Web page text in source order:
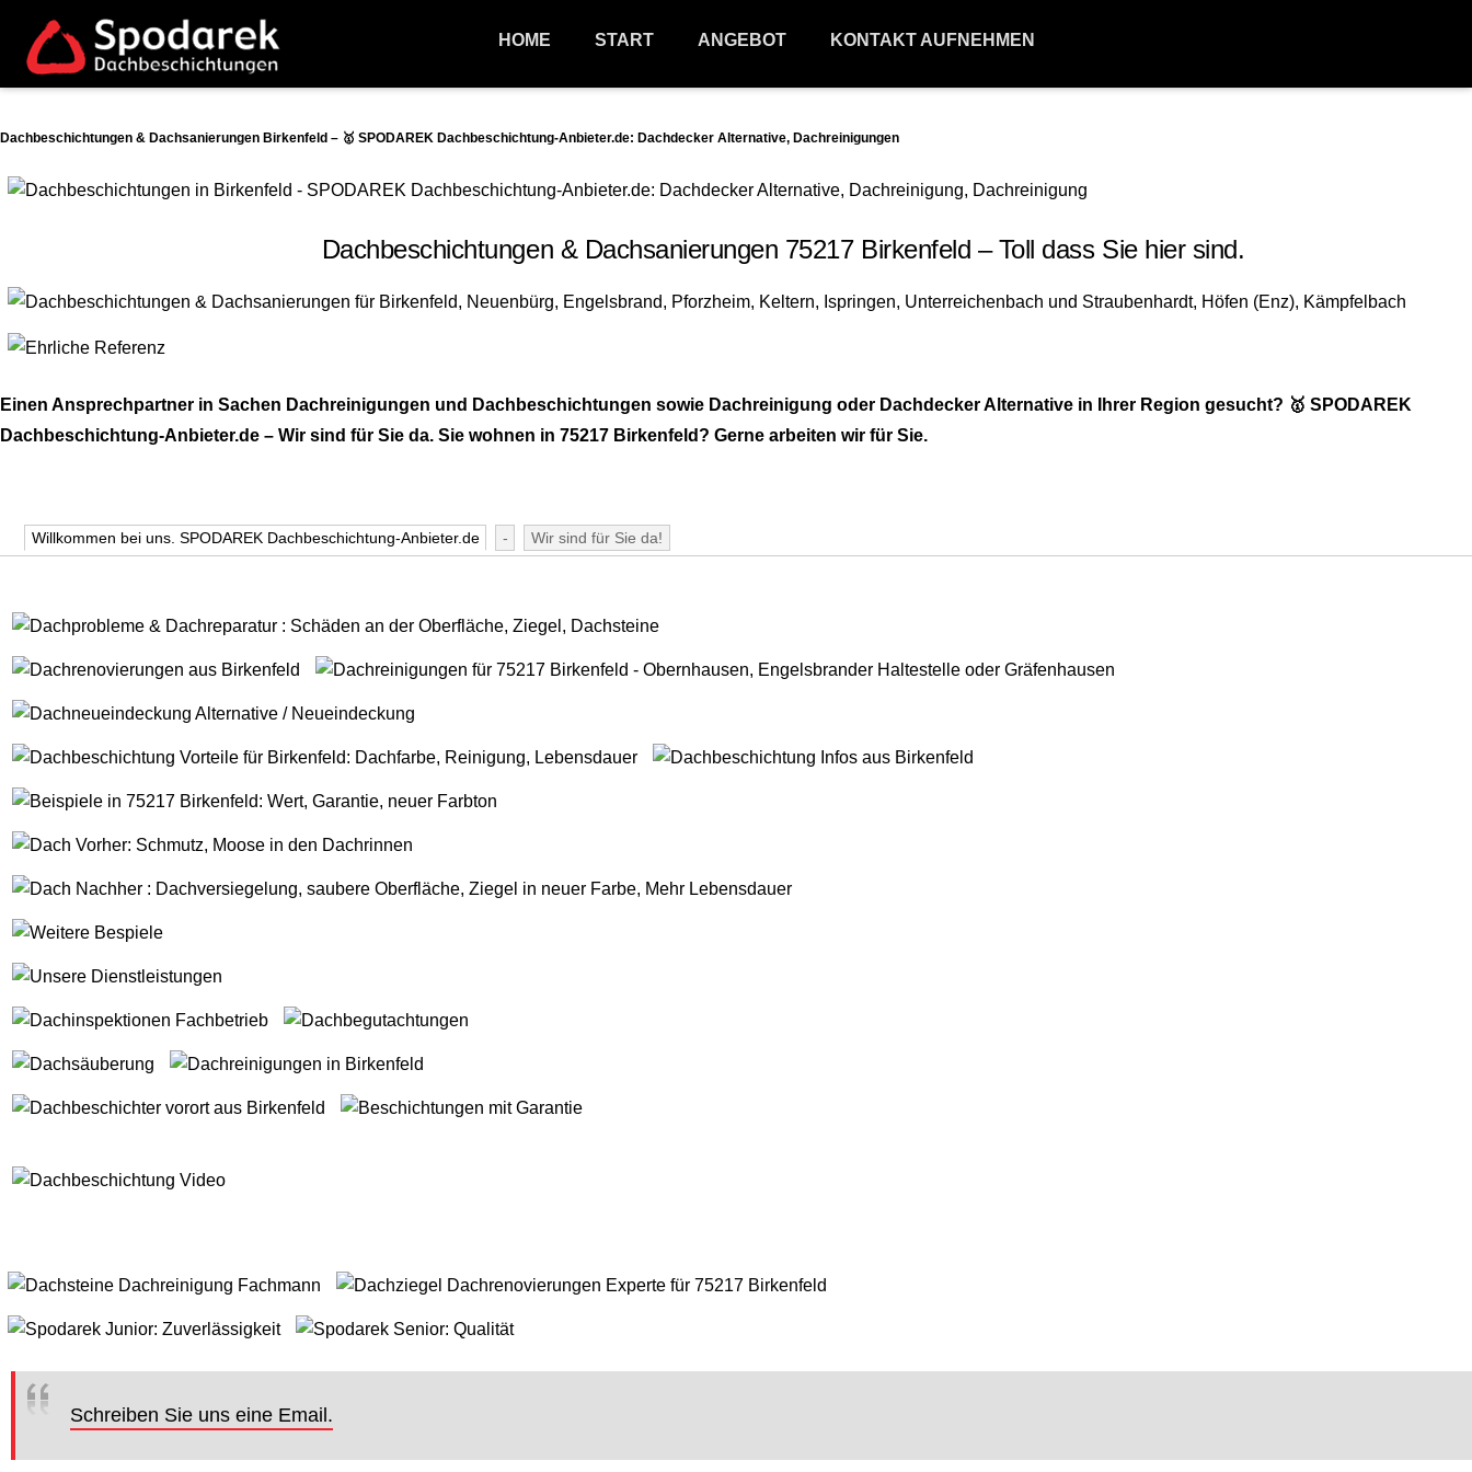
HOME START ANGEBOT KONTAKT AUFNEHMEN
Dachbeschichtungen & Dachsanierungen Birkenfeld – 🥇 SPODAREK Dachbeschichtung-Anbieter.de: Dachdecker Alternative, Dachreinigungen
Dachbeschichtungen & Dachsanierungen 75217 Birkenfeld – Toll dass Sie hier sind.
Einen Ansprechpartner in Sachen Dachreinigungen und Dachbeschichtungen sowie Dachreinigung oder Dachdecker Alternative in Ihrer Region gesucht? 🥇 SPODAREK
Dachbeschichtung-Anbieter.de – Wir sind für Sie da. Sie wohnen in 75217 Birkenfeld? Gerne arbeiten wir für Sie.
Willkommen bei uns. SPODAREK Dachbeschichtung-Anbieter.de - Wir sind für Sie da!
Schreiben Sie uns eine Email.